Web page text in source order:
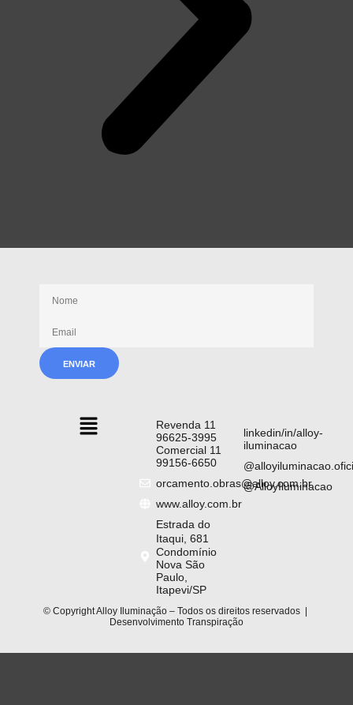
Revenda 11
96625-3995
Comercial 11
99156-6650
orcamento.obras@alloy.com.br
www.alloy.com.br
Estrada do
Itaqui, 681
Condomínio
Nova São
Paulo,
Itapevi/SP
linkedin/in/alloy-
iluminacao
@AlloyIluminacao
© Copyright Alloy Iluminação – Todos os direitos reservados |
Desenvolvimento Transpiração